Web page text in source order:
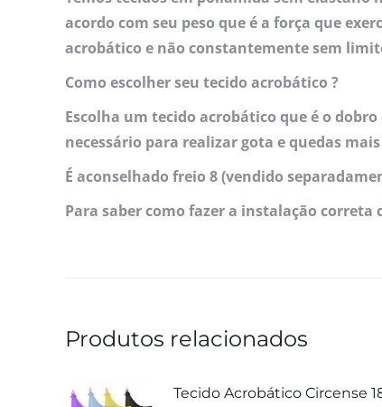
acordo com seu peso que é a força que
acrobático e não constantemente sem
Como escolher seu tecido acrobático ?
Escolha um tecido acrobático que é o
necessário para realizar gota e quedas
É aconselhado freio 8 (vendido
Para saber como fazer a instalação correta
Produtos relacionados
Tecido Acrobático Circense